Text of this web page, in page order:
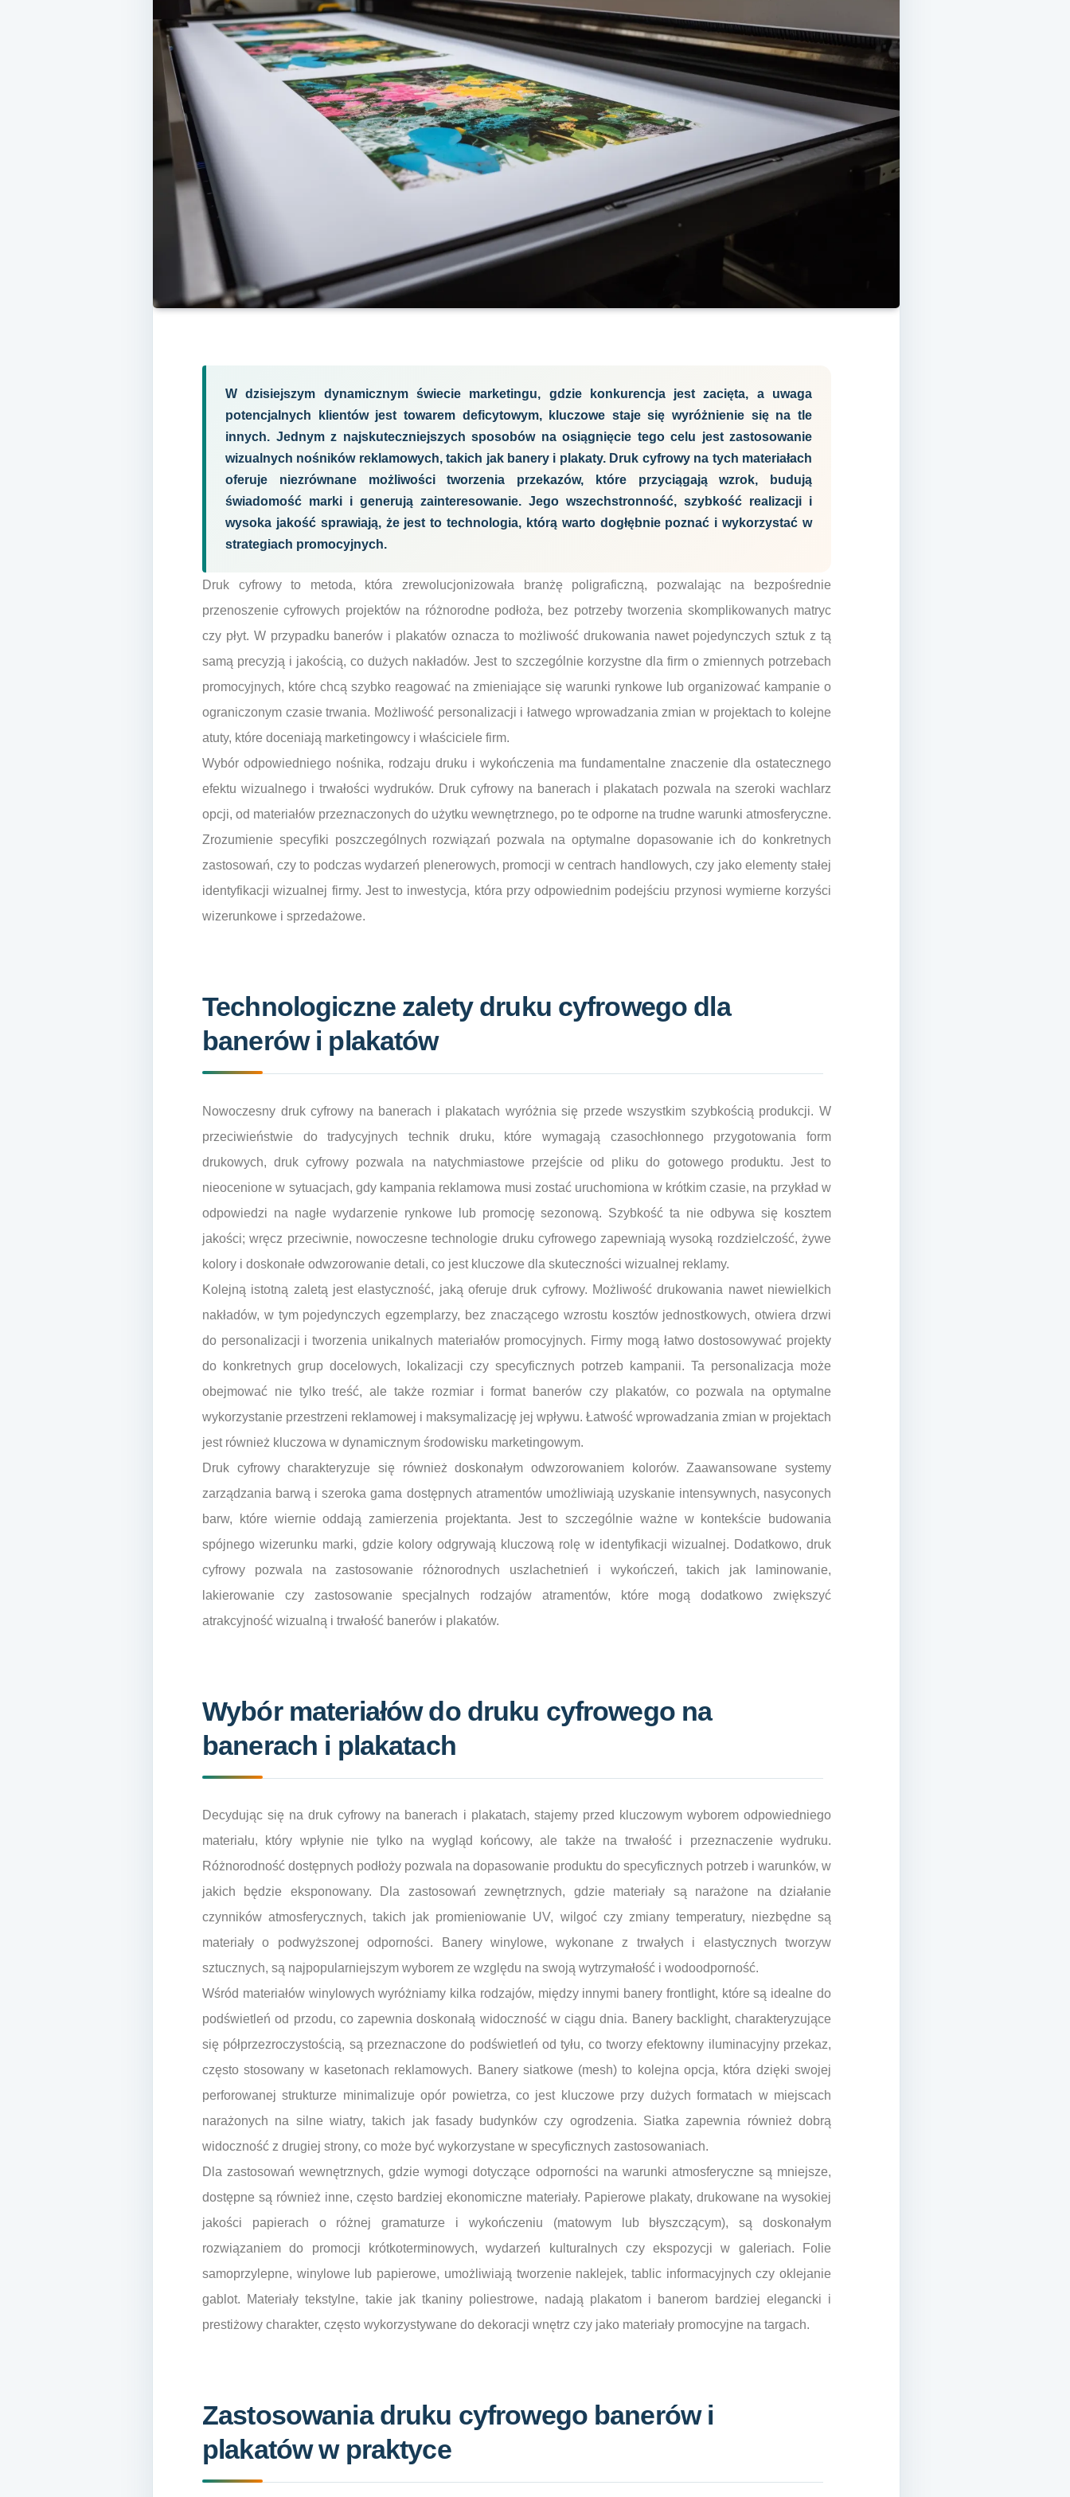
W dzisiejszym dynamicznym świecie marketingu, gdzie konkurencja jest zacięta, a uwaga
potencjalnych klientów jest towarem deficytowym, kluczowe staje się wyróżnienie się na tle
innych. Jednym z najskuteczniejszych sposobów na osiągnięcie tego celu jest zastosowanie
wizualnych nośników reklamowych, takich jak banery i plakaty. Druk cyfrowy na tych materiałach
oferuje niezrównane możliwości tworzenia przekazów, które przyciągają wzrok, budują
świadomość marki i generują zainteresowanie. Jego wszechstronność, szybkość realizacji i
wysoka jakość sprawiają, że jest to technologia, którą warto dogłębnie poznać i wykorzystać w
strategiach promocyjnych.
Druk cyfrowy to metoda, która zrewolucjonizowała branżę poligraficzną, pozwalając na bezpośrednie
przenoszenie cyfrowych projektów na różnorodne podłoża, bez potrzeby tworzenia skomplikowanych matryc
czy płyt. W przypadku banerów i plakatów oznacza to możliwość drukowania nawet pojedynczych sztuk z tą
samą precyzją i jakością, co dużych nakładów. Jest to szczególnie korzystne dla firm o zmiennych potrzebach
promocyjnych, które chcą szybko reagować na zmieniające się warunki rynkowe lub organizować kampanie o
ograniczonym czasie trwania. Możliwość personalizacji i łatwego wprowadzania zmian w projektach to kolejne
atuty, które doceniają marketingowcy i właściciele firm.
Wybór odpowiedniego nośnika, rodzaju druku i wykończenia ma fundamentalne znaczenie dla ostatecznego
efektu wizualnego i trwałości wydruków. Druk cyfrowy na banerach i plakatach pozwala na szeroki wachlarz
opcji, od materiałów przeznaczonych do użytku wewnętrznego, po te odporne na trudne warunki atmosferyczne.
Zrozumienie specyfiki poszczególnych rozwiązań pozwala na optymalne dopasowanie ich do konkretnych
zastosowań, czy to podczas wydarzeń plenerowych, promocji w centrach handlowych, czy jako elementy stałej
identyfikacji wizualnej firmy. Jest to inwestycja, która przy odpowiednim podejściu przynosi wymierne korzyści
wizerunkowe i sprzedażowe.
Technologiczne zalety druku cyfrowego dla
banerów i plakatów
Nowoczesny druk cyfrowy na banerach i plakatach wyróżnia się przede wszystkim szybkością produkcji. W
przeciwieństwie do tradycyjnych technik druku, które wymagają czasochłonnego przygotowania form
drukowych, druk cyfrowy pozwala na natychmiastowe przejście od pliku do gotowego produktu. Jest to
nieocenione w sytuacjach, gdy kampania reklamowa musi zostać uruchomiona w krótkim czasie, na przykład w
odpowiedzi na nagłe wydarzenie rynkowe lub promocję sezonową. Szybkość ta nie odbywa się kosztem
jakości; wręcz przeciwnie, nowoczesne technologie druku cyfrowego zapewniają wysoką rozdzielczość, żywe
kolory i doskonałe odwzorowanie detali, co jest kluczowe dla skuteczności wizualnej reklamy.
Kolejną istotną zaletą jest elastyczność, jaką oferuje druk cyfrowy. Możliwość drukowania nawet niewielkich
nakładów, w tym pojedynczych egzemplarzy, bez znaczącego wzrostu kosztów jednostkowych, otwiera drzwi
do personalizacji i tworzenia unikalnych materiałów promocyjnych. Firmy mogą łatwo dostosowywać projekty
do konkretnych grup docelowych, lokalizacji czy specyficznych potrzeb kampanii. Ta personalizacja może
obejmować nie tylko treść, ale także rozmiar i format banerów czy plakatów, co pozwala na optymalne
wykorzystanie przestrzeni reklamowej i maksymalizację jej wpływu. Łatwość wprowadzania zmian w projektach
jest również kluczowa w dynamicznym środowisku marketingowym.
Druk cyfrowy charakteryzuje się również doskonałym odwzorowaniem kolorów. Zaawansowane systemy
zarządzania barwą i szeroka gama dostępnych atramentów umożliwiają uzyskanie intensywnych, nasyconych
barw, które wiernie oddają zamierzenia projektanta. Jest to szczególnie ważne w kontekście budowania
spójnego wizerunku marki, gdzie kolory odgrywają kluczową rolę w identyfikacji wizualnej. Dodatkowo, druk
cyfrowy pozwala na zastosowanie różnorodnych uszlachetnień i wykończeń, takich jak laminowanie,
lakierowanie czy zastosowanie specjalnych rodzajów atramentów, które mogą dodatkowo zwiększyć
atrakcyjność wizualną i trwałość banerów i plakatów.
Wybór materiałów do druku cyfrowego na
banerach i plakatach
Decydując się na druk cyfrowy na banerach i plakatach, stajemy przed kluczowym wyborem odpowiedniego
materiału, który wpłynie nie tylko na wygląd końcowy, ale także na trwałość i przeznaczenie wydruku.
Różnorodność dostępnych podłoży pozwala na dopasowanie produktu do specyficznych potrzeb i warunków, w
jakich będzie eksponowany. Dla zastosowań zewnętrznych, gdzie materiały są narażone na działanie
czynników atmosferycznych, takich jak promieniowanie UV, wilgoć czy zmiany temperatury, niezbędne są
materiały o podwyższonej odporności. Banery winylowe, wykonane z trwałych i elastycznych tworzyw
sztucznych, są najpopularniejszym wyborem ze względu na swoją wytrzymałość i wodoodporność.
Wśród materiałów winylowych wyróżniamy kilka rodzajów, między innymi banery frontlight, które są idealne do
podświetleń od przodu, co zapewnia doskonałą widoczność w ciągu dnia. Banery backlight, charakteryzujące
się półprzezroczystością, są przeznaczone do podświetleń od tyłu, co tworzy efektowny iluminacyjny przekaz,
często stosowany w kasetonach reklamowych. Banery siatkowe (mesh) to kolejna opcja, która dzięki swojej
perforowanej strukturze minimalizuje opór powietrza, co jest kluczowe przy dużych formatach w miejscach
narażonych na silne wiatry, takich jak fasady budynków czy ogrodzenia. Siatka zapewnia również dobrą
widoczność z drugiej strony, co może być wykorzystane w specyficznych zastosowaniach.
Dla zastosowań wewnętrznych, gdzie wymogi dotyczące odporności na warunki atmosferyczne są mniejsze,
dostępne są również inne, często bardziej ekonomiczne materiały. Papierowe plakaty, drukowane na wysokiej
jakości papierach o różnej gramaturze i wykończeniu (matowym lub błyszczącym), są doskonałym
rozwiązaniem do promocji krótkoterminowych, wydarzeń kulturalnych czy ekspozycji w galeriach. Folie
samoprzylepne, winylowe lub papierowe, umożliwiają tworzenie naklejek, tablic informacyjnych czy oklejanie
gablot. Materiały tekstylne, takie jak tkaniny poliestrowe, nadają plakatom i banerom bardziej elegancki i
prestiżowy charakter, często wykorzystywane do dekoracji wnętrz czy jako materiały promocyjne na targach.
Zastosowania druku cyfrowego banerów i
plakatów w praktyce